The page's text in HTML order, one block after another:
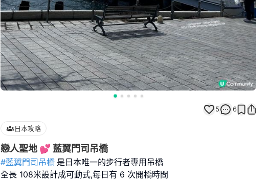
5 6
日本攻略
戀人聖地 💕 藍翼門司吊橋
#藍翼門司吊橋 是日本唯一的步行者專用吊橋
全長 108米設計成可動式,每日有 6 次開橋時間